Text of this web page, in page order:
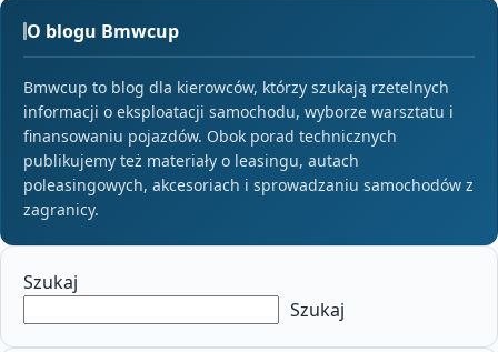
O blogu Bmwcup
Bmwcup to blog dla kierowców, którzy szukają rzetelnych
informacji o eksploatacji samochodu, wyborze warsztatu i
finansowaniu pojazdów. Obok porad technicznych
publikujemy też materiały o leasingu, autach
poleasingowych, akcesoriach i sprowadzaniu samochodów z
zagranicy.
Szukaj
Szukaj